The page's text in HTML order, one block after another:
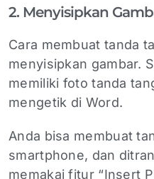
2. Menyisipkan
Cara membuat tanda
menyisipkan gambar.
memiliki foto tanda
mengetik di Word.
Anda bisa membuat
smartphone, dan
memakai fitur “Insert